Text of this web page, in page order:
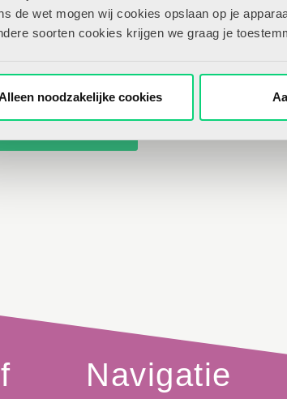
de wet mogen wij cookies opslaan op je
soorten cookies krijgen we graag je
noodzakelijke cookies
en krijg onbeperkt toegang tot alle
inclusief persoonlijk profiel om artikelen
Navigatie